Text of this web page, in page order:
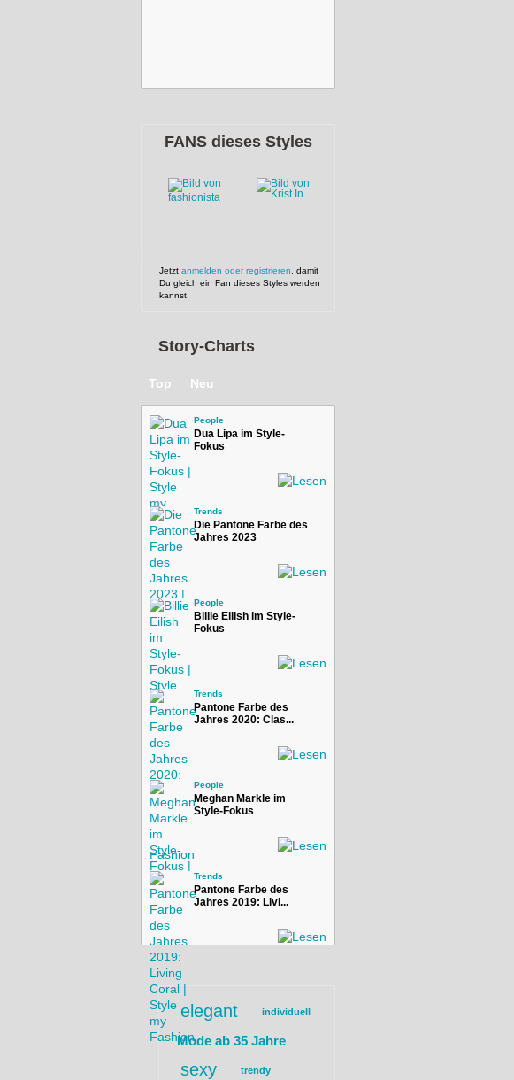
FANS dieses Styles
Jetzt anmelden oder registrieren , damit
Du gleich ein Fan dieses Styles werden
kannst.
Story-Charts
Top Neu
People
Dua Lipa im Style-
Fokus
Trends
Die Pantone Farbe des
Jahres 2023
People
Billie Eilish im Style-
Fokus
Trends
Pantone Farbe des
Jahres 2020: Clas...
People
Meghan Markle im
Style-Fokus
Trends
Pantone Farbe des
Jahres 2019: Livi...
elegant individuell
Mode ab 35 Jahre
sexy trendy